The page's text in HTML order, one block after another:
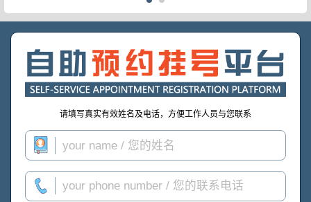
请填写真实有效姓名及电话，方便工作人员与您联系